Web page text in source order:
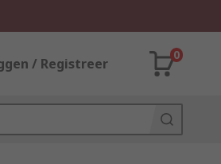
/ Registreer
0